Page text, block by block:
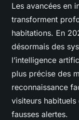
Les avancées en
transforment
habitations. En
désormais des
l’intelligence
plus précise des
reconnaissance
visiteurs
fausses alertes.